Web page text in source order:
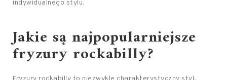
indywidualnego stylu.
Jakie są najpopularniejsze
fryzury rockabilly?